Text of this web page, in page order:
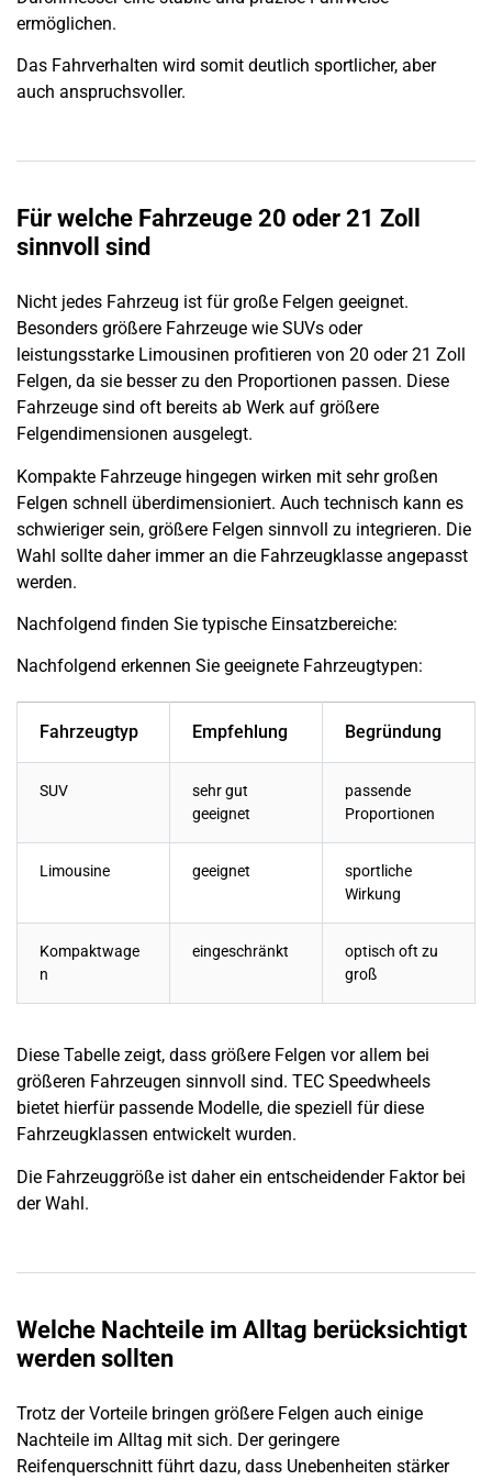
ermöglichen.
Das Fahrverhalten wird somit deutlich sportlicher, aber
auch anspruchsvoller.
Für welche Fahrzeuge 20 oder 21 Zoll
sinnvoll sind
Nicht jedes Fahrzeug ist für große Felgen geeignet.
Besonders größere Fahrzeuge wie SUVs oder
leistungsstarke Limousinen profitieren von 20 oder 21 Zoll
Felgen, da sie besser zu den Proportionen passen. Diese
Fahrzeuge sind oft bereits ab Werk auf größere
Felgendimensionen ausgelegt.
Kompakte Fahrzeuge hingegen wirken mit sehr großen
Felgen schnell überdimensioniert. Auch technisch kann es
schwieriger sein, größere Felgen sinnvoll zu integrieren. Die
Wahl sollte daher immer an die Fahrzeugklasse angepasst
werden.
Nachfolgend finden Sie typische Einsatzbereiche:
Nachfolgend erkennen Sie geeignete Fahrzeugtypen:
Fahrzeugtyp Empfehlung Begründung
SUV
sehr gut
geeignet
passende
Proportionen
Limousine geeignet
sportliche
Wirkung
Kompaktwage
n
eingeschränkt
optisch oft zu
groß
Diese Tabelle zeigt, dass größere Felgen vor allem bei
größeren Fahrzeugen sinnvoll sind. TEC Speedwheels
bietet hierfür passende Modelle, die speziell für diese
Fahrzeugklassen entwickelt wurden.
Die Fahrzeuggröße ist daher ein entscheidender Faktor bei
der Wahl.
Welche Nachteile im Alltag berücksichtigt
werden sollten
Trotz der Vorteile bringen größere Felgen auch einige
Nachteile im Alltag mit sich. Der geringere
Reifenquerschnitt führt dazu, dass Unebenheiten stärker